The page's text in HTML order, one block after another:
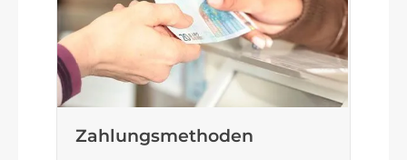
Zahlungsmethoden